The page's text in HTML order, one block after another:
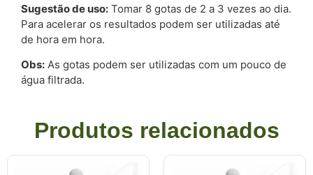
Sugestão de uso: Tomar 8 gotas de 2 a 3 vezes ao dia.
Para acelerar os resultados podem ser utilizadas até
de hora em hora.
Obs: As gotas podem ser utilizadas com um pouco de
água filtrada.
Produtos relacionados